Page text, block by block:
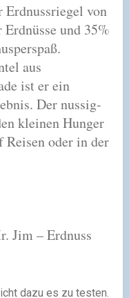
Erdnussriegel von
und 35%
aus
ist er ein
Der nussig-
kleinen Hunger
Reisen oder in der
Jim – Erdnuss
dazu es zu testen.